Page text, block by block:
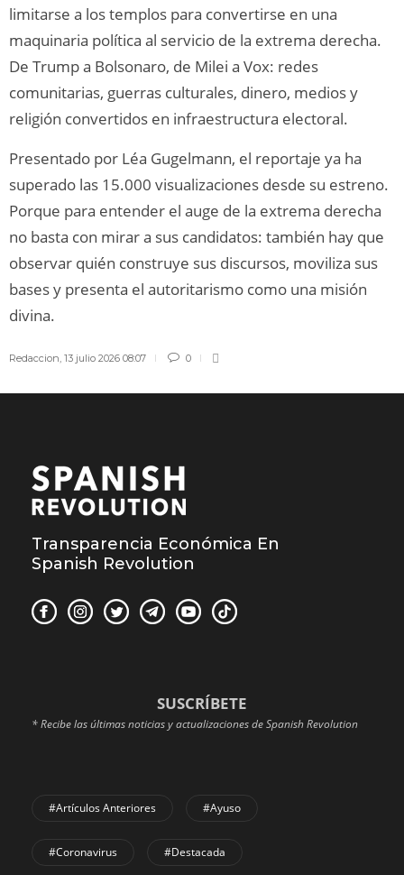
limitarse a los templos para convertirse en una
maquinaria política al servicio de la extrema derecha.
De Trump a Bolsonaro, de Milei a Vox: redes
comunitarias, guerras culturales, dinero, medios y
religión convertidos en infraestructura electoral.
Presentado por Léa Gugelmann, el reportaje ya ha
superado las 15.000 visualizaciones desde su estreno.
Porque para entender el auge de la extrema derecha
no basta con mirar a sus candidatos: también hay que
observar quién construye sus discursos, moviliza sus
bases y presenta el autoritarismo como una misión
divina.
Redaccion, 13 julio 2026 08:07 0
Transparencia Económica En
Spanish Revolution
SUSCRÍBETE
* Recibe las últimas noticias y actualizaciones de Spanish Revolution
#Artículos Anteriores #Ayuso
#coronavirus #Destacada